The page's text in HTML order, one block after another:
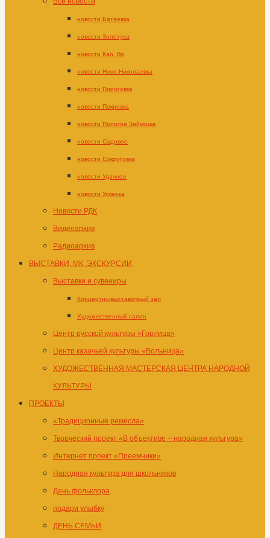
новости Батаевка
новости Золотуха
новости Кап. Яр
новости Ново-Николаевка
новости Пироговка
новости Покровка
новости Пологое Займище
новости Садовое
новости Сокрутовка
новости Удачное
новости Успенка
Новости РДК
Видеоархив
Радиоархив
ВЫСТАВКИ, МК, ЭКСКУРСИИ
Выставки и сувениры
Концертно-выставочный зал
Художественный салон
Центр русской культуры «Горлица»
Центр казачьей культуры «Вольница»
ХУДОЖЕСТВЕННАЯ МАСТЕРСКАЯ ЦЕНТРА НАРОДНОЙ
КУЛЬТУРЫ
ПРОЕКТЫ
«Традиционные ремесла»
Творческий проект «В объективе – народная культура»
Интернет проект «Преемники»
Народная культура для школьников
День фольклора
подари улыбку
ДЕНЬ СЕМЬИ